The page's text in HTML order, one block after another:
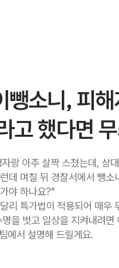
뺑소니, 피
고 했다면
랑 아주 살짝 스쳤는데, 상
데 며칠 뒤 경찰서에서 뺑
야 하나요?"
리 특가법이 적용되어 매우
을 벗고 일상을 지켜내려
에서 설명해 드릴게요.